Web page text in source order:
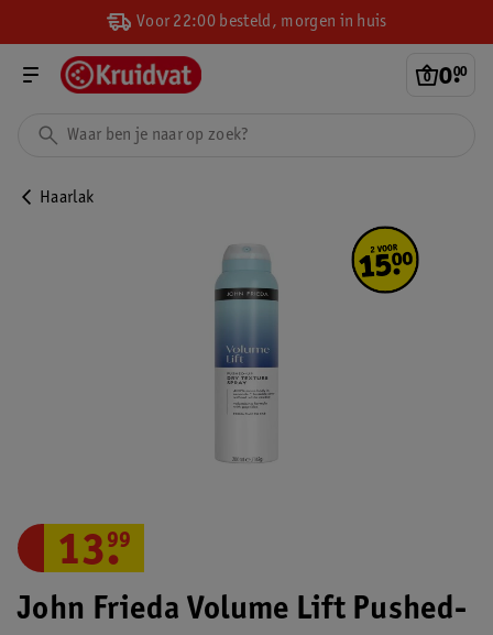
Voor 22:00 besteld, morgen in huis
0.
00
Haarlak
John Frieda Volume Lift Pushed-
13.
99